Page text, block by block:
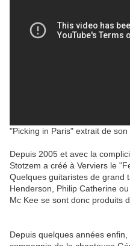
"Picking in Paris" extrait de son
Depuis 2005 et avec la
Stotzem a créé à Verviers le
Quelques guitaristes de grand
Henderson, Philip Catherine
Mc Kee se sont donc produits
Depuis quelques années